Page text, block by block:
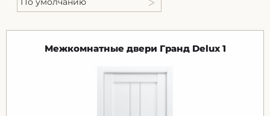
Межкомнатные двери Гранд Delux 1